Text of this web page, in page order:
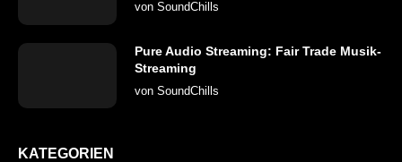
von SoundChills
Pure Audio Streaming: Fair Trade Musik-
Streaming
von SoundChills
KATEGORIEN